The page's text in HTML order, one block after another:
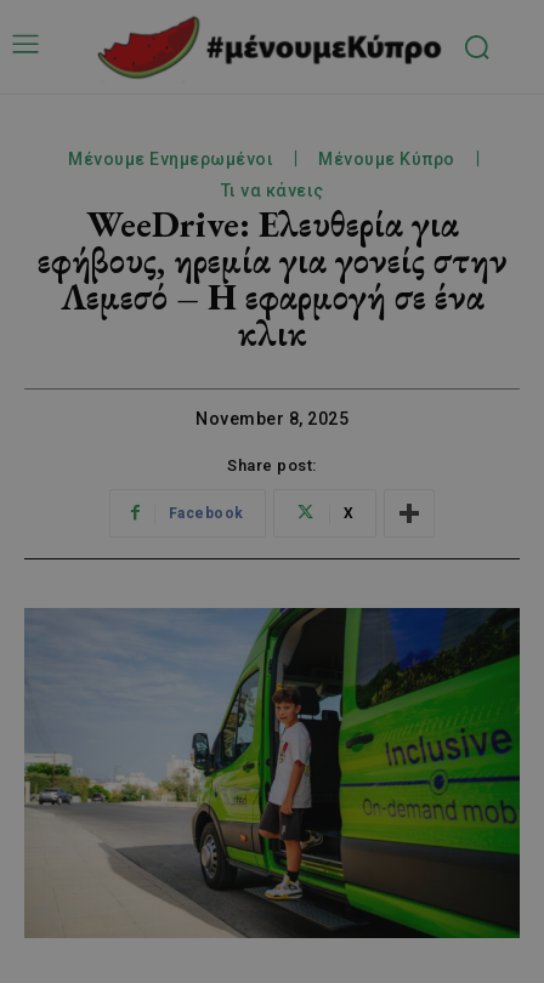
Μένουμε Ενημερωμένοι
Μένουμε Κύπρο
Τι να κάνεις
WeeDrive: Ελευθερία για
εφήβους, ηρεμία για γονείς στην
Λεμεσό – Η εφαρμογή σε ένα
κλικ
November 8, 2025
Share post:
Facebook X